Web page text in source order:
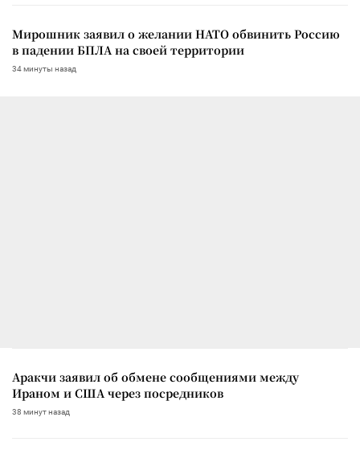
Мирошник заявил о желании НАТО обвинить Россию
в падении БПЛА на своей территории
34 минуты назад
Аракчи заявил об обмене сообщениями между
Ираном и США через посредников
38 минут назад